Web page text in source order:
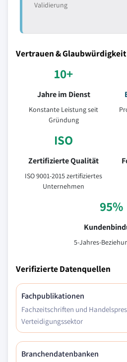
Validierung
Vertrauen & Glaubwürdigkeit
10+
Jahre im Dienst
Konstante Leistung seit
Gründung
ISO
Zertifizierte Qualität
ISO 9001-2015 zertifiziertes
Unternehmen
95%
5-Jahres-
Verifizierte Datenquellen
Fachpublikationen
Fachzeitschriften und
Verteidigungssektor
Branchendatenbanken